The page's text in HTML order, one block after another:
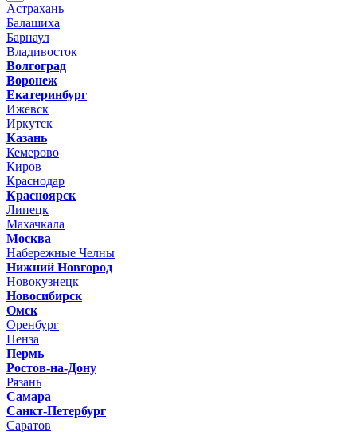
Астрахань
Балашиха
Барнаул
Владивосток
Волгоград
Воронеж
Екатеринбург
Ижевск
Иркутск
Казань
Кемерово
Киров
Краснодар
Красноярск
Липецк
Махачкала
Москва
Набережные Челны
Нижний Новгород
Новокузнецк
Новосибирск
Омск
Оренбург
Пенза
Пермь
Ростов-на-Дону
Рязань
Самара
Санкт-Петербург
Саратов